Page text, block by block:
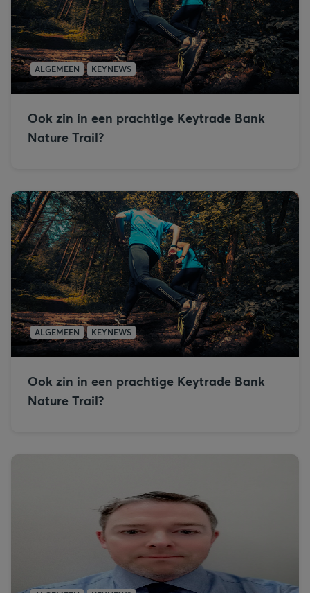
ALGEMEEN KEYNEWS
Ook zin in een prachtige Keytrade Bank
Nature Trail?
ALGEMEEN KEYNEWS
Ook zin in een prachtige Keytrade Bank
Nature Trail?